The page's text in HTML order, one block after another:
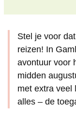
Stel je voor
reizen! In
avontuur voor
midden
met extra veel
alles – de